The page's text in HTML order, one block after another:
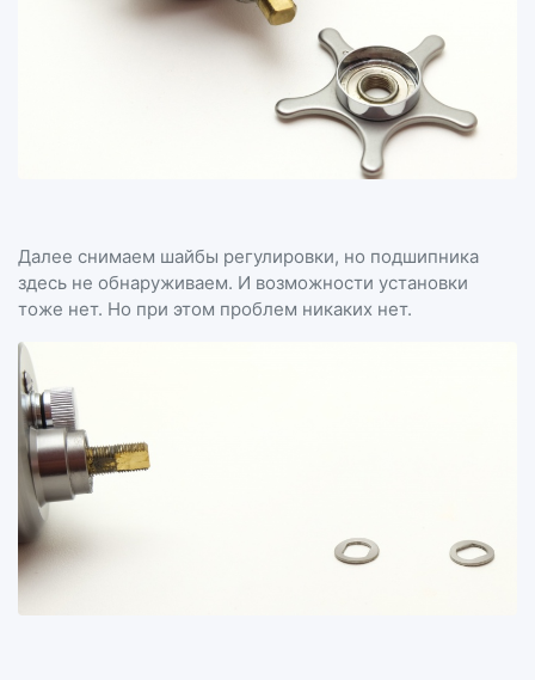
Далее снимаем шайбы регулировки, но подшипника
здесь не обнаруживаем. И возможности установки
тоже нет. Но при этом проблем никаких нет.